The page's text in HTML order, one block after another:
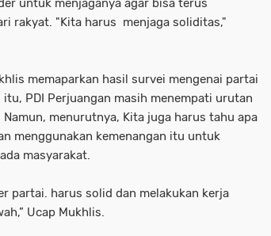
untuk menjaganya agar bisa terus
rakyat. "Kita harus menjaga soliditas,"
memaparkan hasil survei mengenai partai
PDI Perjuangan masih menempati urutan
menurutnya, Kita juga harus tahu apa
menggunakan kemenangan itu untuk
masyarakat.
partai. harus solid dan melakukan kerja
Ucap Mukhlis.